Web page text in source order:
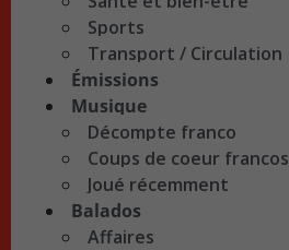
Sports
Transport / Circulation
Émissions
Musique
Décompte franco
Coups de coeur francos
Joué récemment
Balados
Affaires